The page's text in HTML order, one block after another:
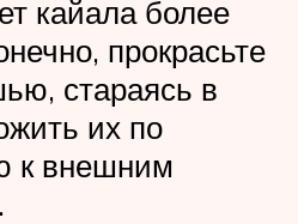
кайала более
прокрасьте
стараясь в
их по
к внешним